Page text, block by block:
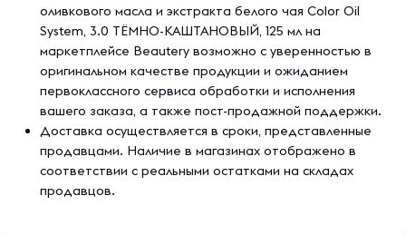
оливкового масла и экстракта белого чая Color Oil
System, 3.0 ТЁМНО-КАШТАНОВЫЙ, 125 мл на
маркетплейсе Beautery возможно с уверенностью в
оригинальном качестве продукции и ожиданием
первоклассного сервиса обработки и исполнения
вашего заказа, а также пост-продажной поддержки.
Доставка осуществляется в сроки, представленные
продавцами. Наличие в магазинах отображено в
соответствии с реальными остатками на складах
продавцов.